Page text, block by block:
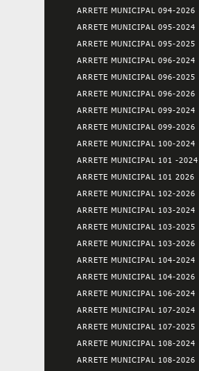
ARRETE MUNICIPAL 094-2026
ARRETE MUNICIPAL 095-2024
ARRETE MUNICIPAL 095-2025
ARRETE MUNICIPAL 096-2024
ARRETE MUNICIPAL 096-2025
ARRETE MUNICIPAL 096-2026
ARRETE MUNICIPAL 099-2024
ARRETE MUNICIPAL 099-2026
ARRETE MUNICIPAL 100-2024
ARRETE MUNICIPAL 101 -2024
ARRETE MUNICIPAL 101 2026
ARRETE MUNICIPAL 102-2026
ARRETE MUNICIPAL 103-2024
ARRETE MUNICIPAL 103-2025
ARRETE MUNICIPAL 103-2026
ARRETE MUNICIPAL 104-2024
ARRETE MUNICIPAL 104-2026
ARRETE MUNICIPAL 106-2024
ARRETE MUNICIPAL 107-2024
ARRETE MUNICIPAL 107-2025
ARRETE MUNICIPAL 108-2024
ARRETE MUNICIPAL 108-2026